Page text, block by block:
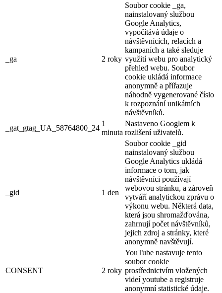
_ga 2 roky
Soubor cookie _ga,
nainstalovaný službou
Google Analytics,
vypočítává údaje o
návštěvnících, relacích a
kampaních a také sleduje
využití webu pro analytický
přehled webu. Soubor
cookie ukládá informace
anonymně a přiřazuje
náhodně vygenerované číslo
k rozpoznání unikátních
návštěvníků.
_gat_gtag_UA_58764800_24
1
minuta
Nastaveno Googlem k
rozlišení uživatelů.
_gid 1 den
Soubor cookie _gid
nainstalovaný službou
Google Analytics ukládá
informace o tom, jak
návštěvníci používají
webovou stránku, a zároveň
vytváří analytickou zprávu o
výkonu webu. Některá data,
která jsou shromažďována,
zahrnují počet návštěvníků,
jejich zdroj a stránky, které
anonymně navštěvují.
CONSENT 2 roky
YouTube nastavuje tento
soubor cookie
prostřednictvím vložených
videí youtube a registruje
anonymní statistické údaje.